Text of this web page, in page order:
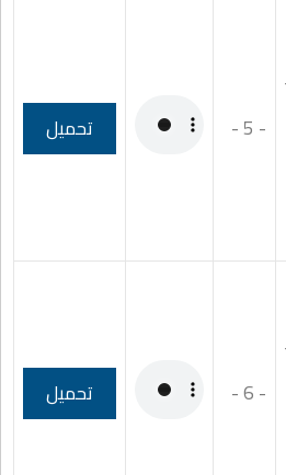
- 5 - تحميل
- 6 - تحميل